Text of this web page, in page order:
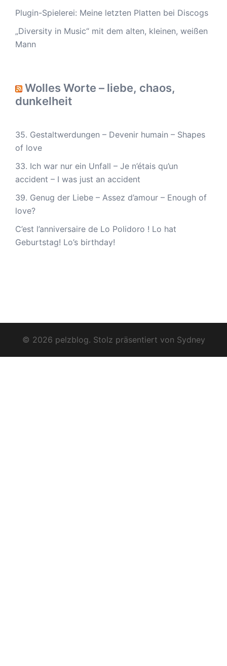
Plugin-Spielerei: Meine letzten Platten bei Discogs
„Diversity in Music“ mit dem alten, kleinen, weißen
Mann
Wolles Worte – liebe, chaos,
dunkelheit
35. Gestaltwerdungen – Devenir humain – Shapes
of love
33. Ich war nur ein Unfall – Je n’étais qu’un
accident – I was just an accident
39. Genug der Liebe – Assez d’amour – Enough of
love?
C’est l’anniversaire de Lo Polidoro ! Lo hat
Geburtstag! Lo’s birthday!
© 2026 pelzblog. Stolz präsentiert von Sydney